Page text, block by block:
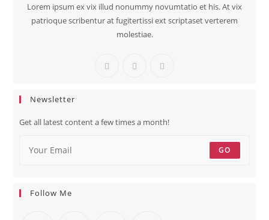
Lorem ipsum ex vix illud nonummy novumtatio et his. At vix
patrioque scribentur at fugitertissi ext scriptaset verterem
molestiae.
Newsletter
Get all latest content a few times a month!
GO
Follow Me